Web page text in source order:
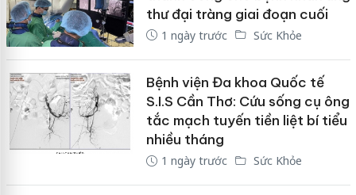
thư đại tràng giai đoạn cuối
1 ngày trước Sức Khỏe
Bệnh viện Đa khoa Quốc tế
S.I.S Cần Thơ: Cứu sống cụ ông
tắc mạch tuyến tiền liệt bí tiểu
nhiều tháng
1 ngày trước Sức Khỏe